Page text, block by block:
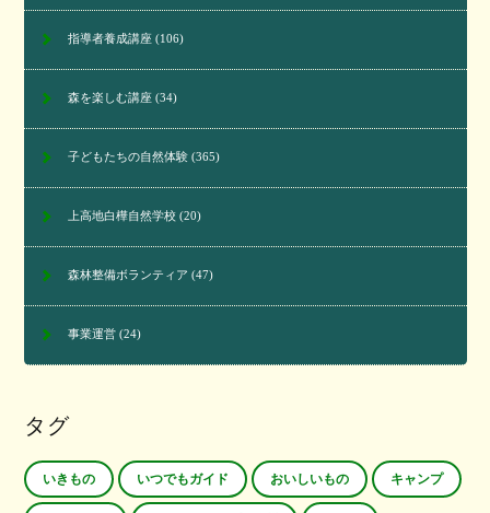
指導者養成講座(106)
森を楽しむ講座(34)
子どもたちの自然体験(365)
上高地白樺自然学校(20)
森林整備ボランティア (47)
事業運営(24)
タグ
いきもの いつでもガイド おいしいもの キャンプ